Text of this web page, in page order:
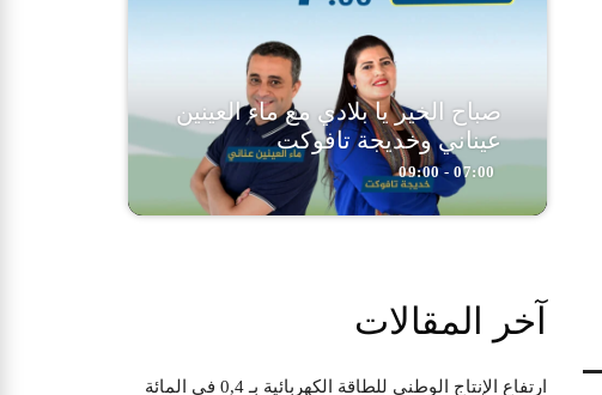
صباح الخير يا بلادي مع ماء العينين
عيناني وخديجة تافوكت
07:00 - 09:00
آخر المقالات
ارتفاع الإنتاج الوطني للطاقة الكهربائية بـ 0,4 في المائة